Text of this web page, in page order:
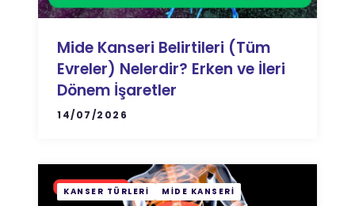
Mide Kanseri Belirtileri (Tüm
Evreler) Nelerdir? Erken ve İleri
Dönem İşaretler
14/07/2026
KANSER TÜRLERI MIDE KANSERI